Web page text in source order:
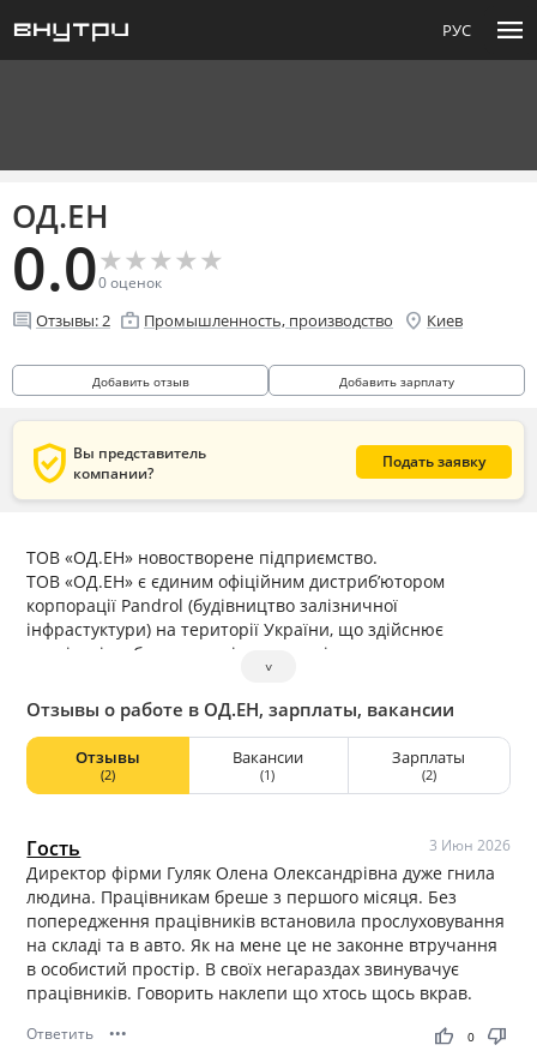
РУС menu
ОД.ЕН
0.0★
★★
★★
★★
★★
★
0оценок
comment Отзывы:2 enterprise Промышленность, производство location_on Киев
Добавить отзыв Добавить зарплату
verified_user Вы представитель
компании?
Подать заявку
ТОВ «ОД.ЕН» новостворене підприємство.
ТОВ «ОД.ЕН» є єдиним офіційним дистриб’ютором
корпорації Pandrol (будівництво залізничної
інфрастуктури) на території України, що здійснює
реалізацію обладнання, інструментів та витратних
матеріалів для проведення алюмінотермітного
зварювання та виконує роботи з алюмінотермітного
зварювання, використовуючи унікальну технологію
корпорації Pandrol.
ТОВ «ОД.ЕН» згідно з умовами дистриб’юторського
договору діє як незалежний продавець під торговою
алюмінотермітного зварювання та якою створено
залізничну інфраструктуру у понад 100 країнах світу.
ТОВ «ОД.ЕН» виконує роботи з алюмінотермітного
зварювання підприємствам державної, комунальної та
приватної власності, що надають послуги з перевезення
пасажирів та вантажів залізничними, трамвайними
коліями та метрополітеном.
˅
Отзывы о работе в ОД.ЕН, зарплаты, вакансии
Отзывы
(2)
Вакансии
(1)
Зарплаты
(2)
Гость 3 Июн 2026
Директор фірми Гуляк Олена Олександрівна дуже гнила
людина. Працівникам бреше з першого місяця. Без
попередження працівників встановила прослуховування
на складі та в авто. Як на мене це не законне втручання
в особистий простір. В своїх негараздах звинувачує
працівників. Говорить наклепи що хтось щось вкрав.
Ответить ••• thumb_up thumb_down
0